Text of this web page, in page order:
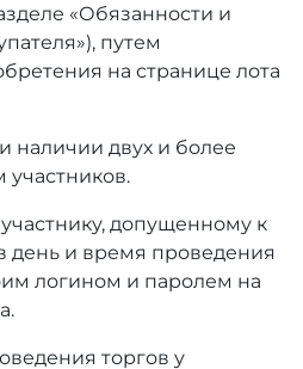
«Обязанности и
путем
на странице лота
наличии двух и более
участников.
допущенному к
день и время проведения
логином и паролем на
торгов у